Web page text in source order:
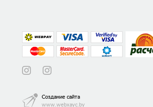
Создание сайта
www.webxayc.by